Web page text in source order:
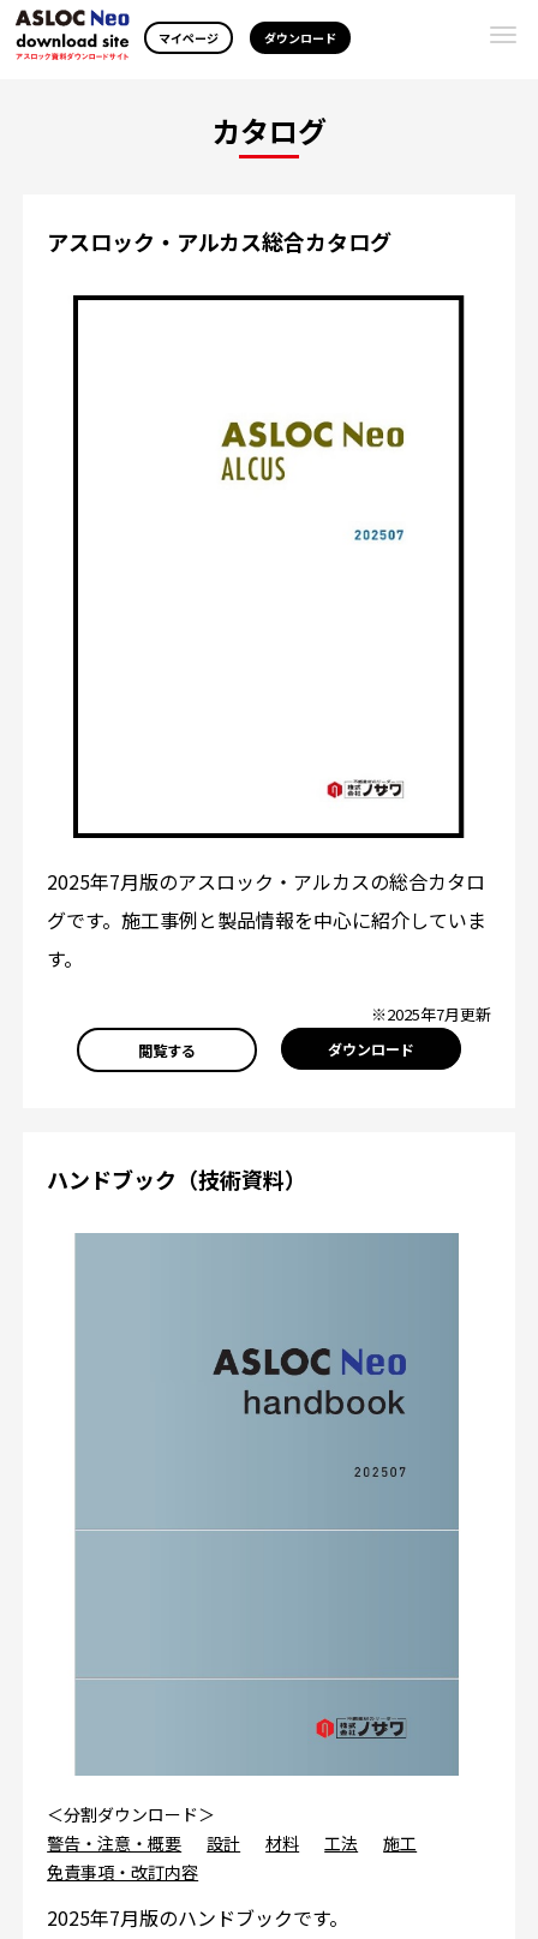
マイページ ダウンロード
カタログ
アスロック・アルカス総合カタログ
2025年7月版のアスロック・アルカスの総合カタロ
グです。施工事例と製品情報を中心に紹介していま
す。
※2025年7月更新
閲覧する ダウンロード
ハンドブック（技術資料）
＜分割ダウンロード＞
警告・注意・概要
設計 材料 工法
施工
免責事項・改訂内容
2025年7月版のハンドブックです。